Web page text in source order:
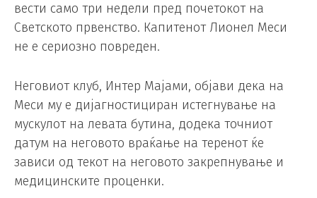
вести само три недели пред почетокот на
Светското првенство. Капитенот Лионел Меси
не е сериозно повреден.
Неговиот клуб, Интер Мајами, објави дека на
Меси му е дијагностициран истегнување на
мускулот на левата бутина, додека точниот
датум на неговото враќање на теренот ќе
зависи од текот на неговото закрепнување и
медицинските проценки.